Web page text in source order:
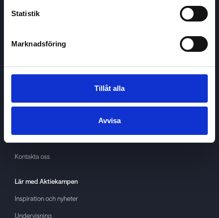
Statistik
Marknadsföring
Tillåt alla
Avvisa
About cookies
Kontakta oss
Lär med Aktiekampen
Inspiration och nyheter
Undervisning